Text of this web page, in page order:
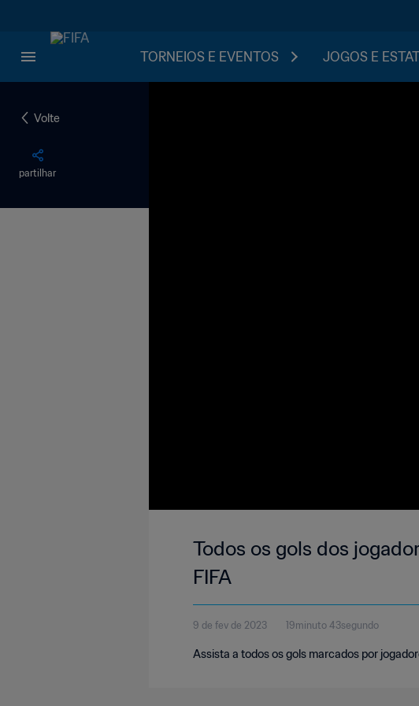
TORNEIOS E EVENTOS JOGOS E
Volte
partilhar
Todos os gols dos
FIFA
9 de fev de 2023 19minuto 43segundo
Assista a todos os gols marcados por